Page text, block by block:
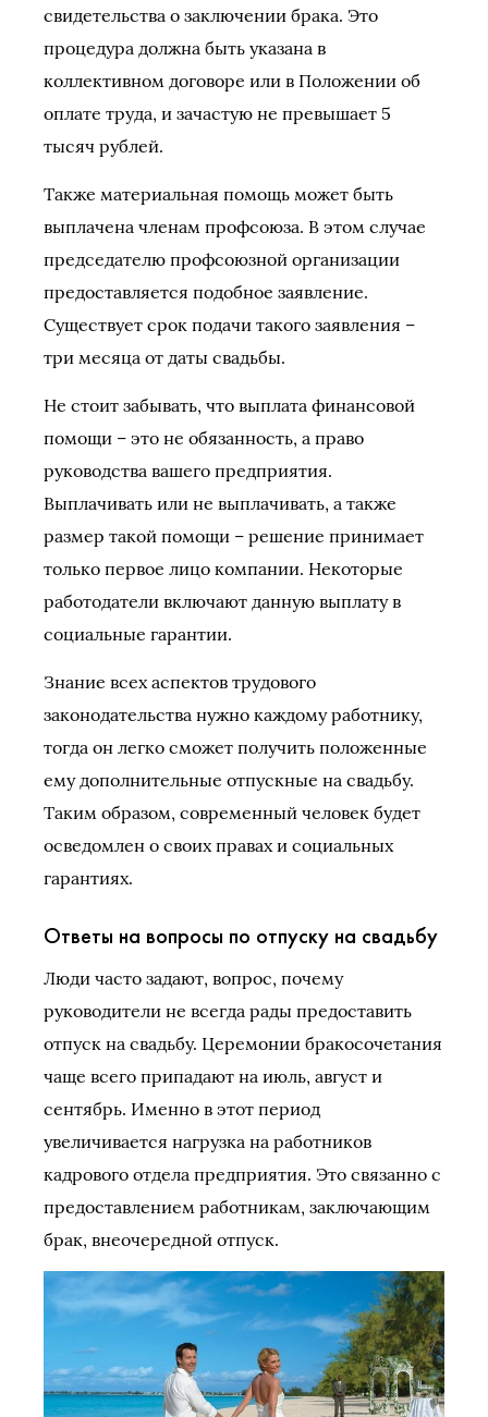
свидетельства о заключении брака. Это
процедура должна быть указана в
коллективном договоре или в Положении об
оплате труда, и зачастую не превышает 5
тысяч рублей.
Также материальная помощь может быть
выплачена членам профсоюза. В этом случае
председателю профсоюзной организации
предоставляется подобное заявление.
Существует срок подачи такого заявления –
три месяца от даты свадьбы.
Не стоит забывать, что выплата финансовой
помощи – это не обязанность, а право
руководства вашего предприятия.
Выплачивать или не выплачивать, а также
размер такой помощи – решение принимает
только первое лицо компании. Некоторые
работодатели включают данную выплату в
социальные гарантии.
Знание всех аспектов трудового
законодательства нужно каждому работнику,
тогда он легко сможет получить положенные
ему дополнительные отпускные на свадьбу.
Таким образом, современный человек будет
осведомлен о своих правах и социальных
гарантиях.
Ответы на вопросы по отпуску на свадьбу
Люди часто задают, вопрос, почему
руководители не всегда рады предоставить
отпуск на свадьбу. Церемонии бракосочетания
чаще всего припадают на июль, август и
сентябрь. Именно в этот период
увеличивается нагрузка на работников
кадрового отдела предприятия. Это связанно с
предоставлением работникам, заключающим
брак, внеочередной отпуск.